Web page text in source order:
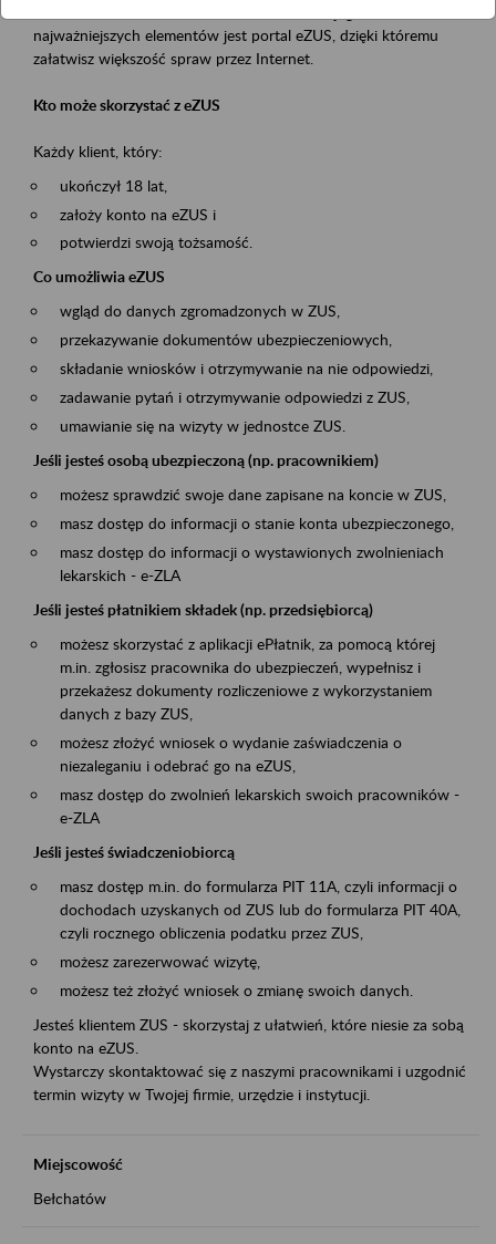
najważniejszych elementów jest portal eZUS, dzięki któremu
załatwisz większość spraw przez Internet.
Kto może skorzystać z eZUS
Każdy klient, który:
ukończył 18 lat,
założy konto na eZUS i
potwierdzi swoją tożsamość.
Co umożliwia eZUS
wgląd do danych zgromadzonych w ZUS,
przekazywanie dokumentów ubezpieczeniowych,
składanie wniosków i otrzymywanie na nie odpowiedzi,
zadawanie pytań i otrzymywanie odpowiedzi z ZUS,
umawianie się na wizyty w jednostce ZUS.
Jeśli jesteś osobą ubezpieczoną (np. pracownikiem)
możesz sprawdzić swoje dane zapisane na koncie w ZUS,
masz dostęp do informacji o stanie konta ubezpieczonego,
masz dostęp do informacji o wystawionych zwolnieniach
lekarskich - e-ZLA
Jeśli jesteś płatnikiem składek (np. przedsiębiorcą)
możesz skorzystać z aplikacji ePłatnik, za pomocą której
m.in. zgłosisz pracownika do ubezpieczeń, wypełnisz i
przekażesz dokumenty rozliczeniowe z wykorzystaniem
danych z bazy ZUS,
możesz złożyć wniosek o wydanie zaświadczenia o
niezaleganiu i odebrać go na eZUS,
masz dostęp do zwolnień lekarskich swoich pracowników -
e-ZLA
Jeśli jesteś świadczeniobiorcą
masz dostęp m.in. do formularza PIT 11A, czyli informacji o
dochodach uzyskanych od ZUS lub do formularza PIT 40A,
czyli rocznego obliczenia podatku przez ZUS,
możesz zarezerwować wizytę,
możesz też złożyć wniosek o zmianę swoich danych.
Jesteś klientem ZUS - skorzystaj z ułatwień, które niesie za sobą
konto na eZUS.
Wystarczy skontaktować się z naszymi pracownikami i uzgodnić
termin wizyty w Twojej firmie, urzędzie i instytucji.
Miejscowość
Bełchatów